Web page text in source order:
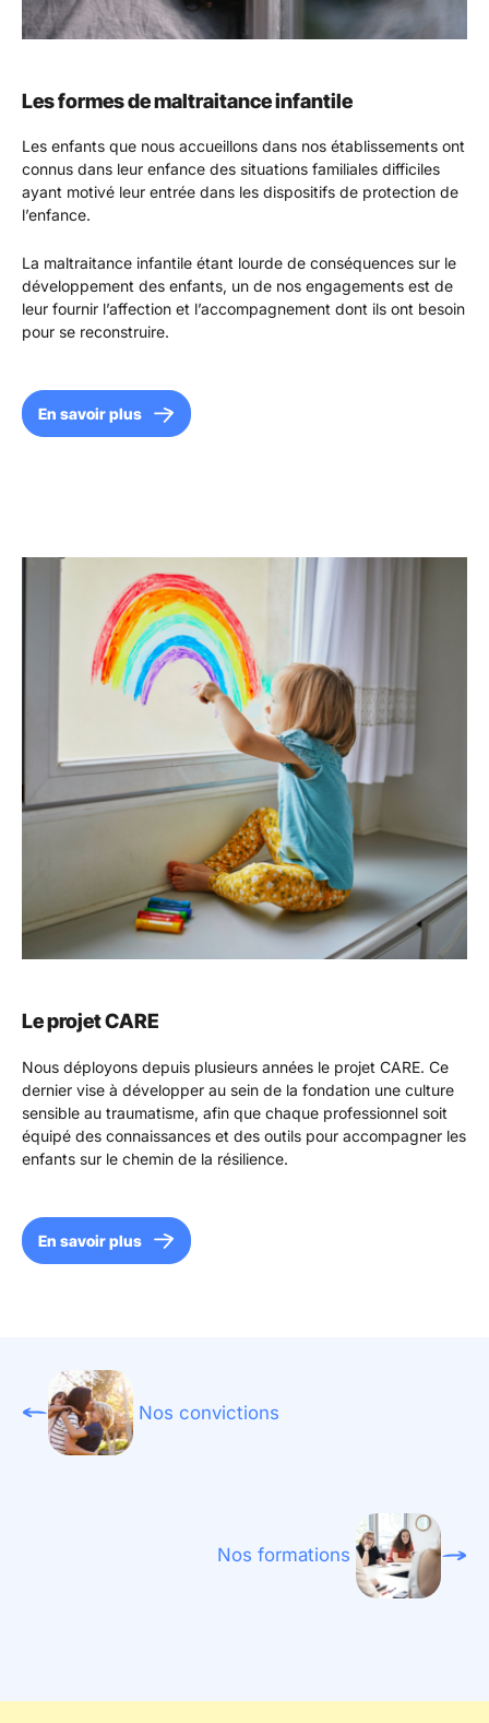
Les formes de maltraitance infantile
Les enfants que nous accueillons dans nos établissements ont
connus dans leur enfance des situations familiales difficiles
ayant motivé leur entrée dans les dispositifs de protection de
l’enfance.
La maltraitance infantile étant lourde de conséquences sur le
développement des enfants, un de nos engagements est de
leur fournir l’affection et l’accompagnement dont ils ont besoin
pour se reconstruire.
En savoir plus
Le projet CARE
Nous déployons depuis plusieurs années le projet CARE. Ce
dernier vise à développer au sein de la fondation une culture
sensible au traumatisme, afin que chaque professionnel soit
équipé des connaissances et des outils pour accompagner les
enfants sur le chemin de la résilience.
En savoir plus
Nos convictions
Nos formations